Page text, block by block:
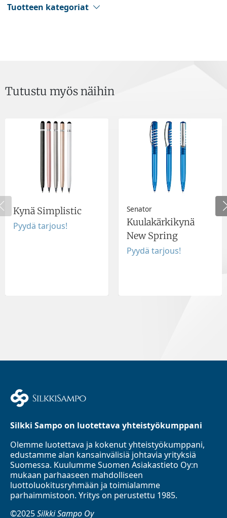
Tuotteen kategoriat
Tutustu myös näihin
Kynä Simplistic
Pyydä tarjous!
Senator
Kuulakärkikynä
New Spring
Pyydä tarjous!
Silkki Sampo on luotettava yhteistyökumppani
Olemme luotettava ja kokenut yhteistyökumppani,
edustamme alan kansainvälisiä johtavia yrityksiä
Suomessa. Kuulumme Suomen Asiakastieto Oy:n
mukaan parhaaseen mahdolliseen
luottoluokitusryhmään ja toimialamme
parhaimmistoon. Yritys on perustettu 1985.
©2025Silkki Sampo Oy